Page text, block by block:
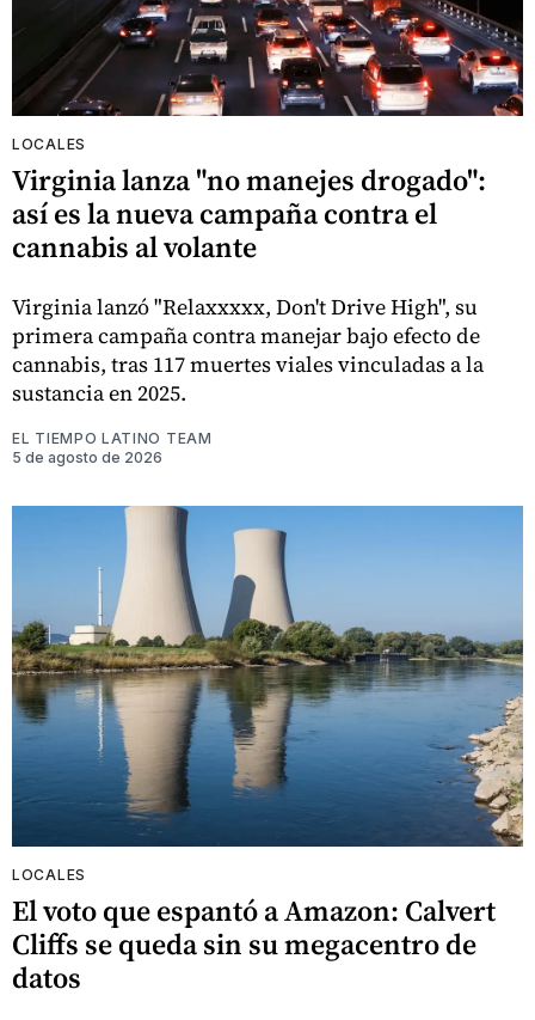
LOCALES
Virginia lanza "no manejes drogado":
así es la nueva campaña contra el
cannabis al volante
Virginia lanzó "Relaxxxxx, Don't Drive High", su
primera campaña contra manejar bajo efecto de
cannabis, tras 117 muertes viales vinculadas a la
sustancia en 2025.
EL TIEMPO LATINO TEAM
5 de agosto de 2026
LOCALES
El voto que espantó a Amazon: Calvert
Cliffs se queda sin su megacentro de
datos